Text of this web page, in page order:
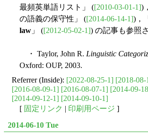
最頻英単語リスト」 ([2010-03-01-1])
の語義の保守性」 ([2014-06-14-1])，
law 」 ([2012-05-02-1]) の記事も参照
・ Taylor, John R. Linguistic
Oxford: OUP, 2003.
Referrer (Inside): [2022-08-25-1] [2018-08-
[2016-08-09-1] [2016-08-07-1] [2014-09-
[2014-09-12-1] [2014-09-10-1]
[ 固定リンク | 印刷用ページ ]
2014-06-10 Tue